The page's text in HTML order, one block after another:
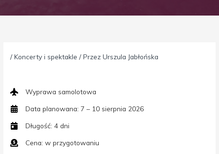
/Koncerty i spektakle / PrzezUrszula Jabłońska
Wyprawa samolotowa
Data planowana: 7 – 10 sierpnia 2026
Długość: 4 dni
Cena: w przygotowaniu